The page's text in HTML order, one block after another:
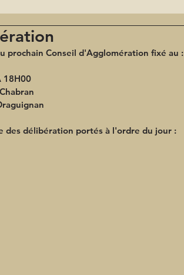
prochain Conseil d'Agglomération fixé au :
18H00
des délibération portés à l'ordre du jour :